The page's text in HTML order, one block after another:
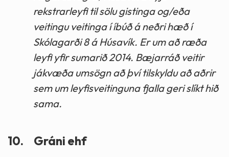
rekstrarleyfi til sölu gistinga og/eða
veitingu veitinga í íbúð á neðri hæð í
Skólagarði 8 á Húsavík. Er um að ræða
leyfi yfir sumarið 2014. Bæjarráð veitir
jákvæða umsögn að því tilskyldu að aðrir
sem um leyfisveitinguna fjalla geri slíkt hið
sama.
10. Gráni ehf